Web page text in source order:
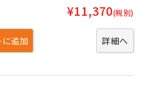
¥11,370(税別)
詳細へ
に追加